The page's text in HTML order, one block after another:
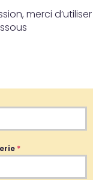
merci d’utiliser
*